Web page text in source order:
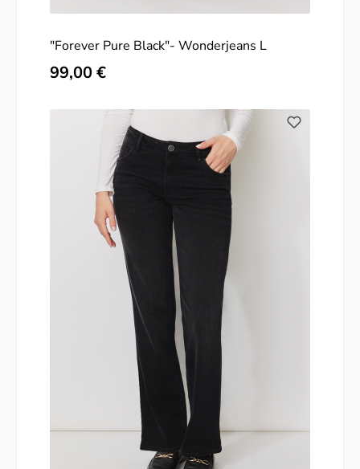
"Forever Pure Black"- Wonderjeans L
Regulärer Preis:
99,00 €